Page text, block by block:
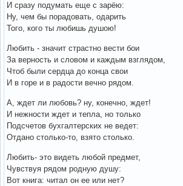
И сразу подумать еще с зарёю:
Ну, чем бы порадовать, одарить
Того, кого ты любишь душою!
Любить - значит страстно вести бои
За верность и словом и каждым взглядом,
Чтоб были сердца до конца свои
И в горе и в радости вечно рядом.
А, ждет ли любовь? ну, конечно, ждет!
И нежности ждет и тепла, но только
Подсчетов бухгалтерских не ведет:
Отдано столько-то, взято столько.
Любить- это видеть любой предмет,
Чувствуя рядом родную душу:
Вот книга: читал он ее или нет?